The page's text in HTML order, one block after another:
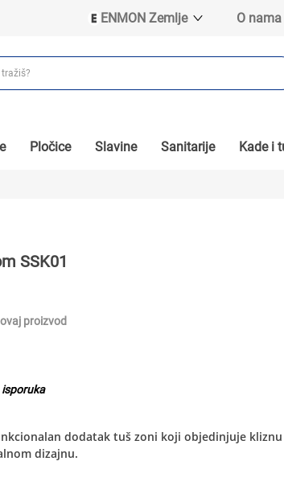
ENMON Zemlje
ENMON BIH
ENMON MKD
O nama
Pločice Slavine Sanitarije Kade i
SSK01
proizvod
isporuka
dodatak tuš zoni koji objedinjuje
dizajnu.